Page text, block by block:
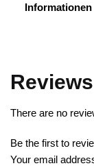
Informationen
Reviews
There are no
Be the first to
Your email